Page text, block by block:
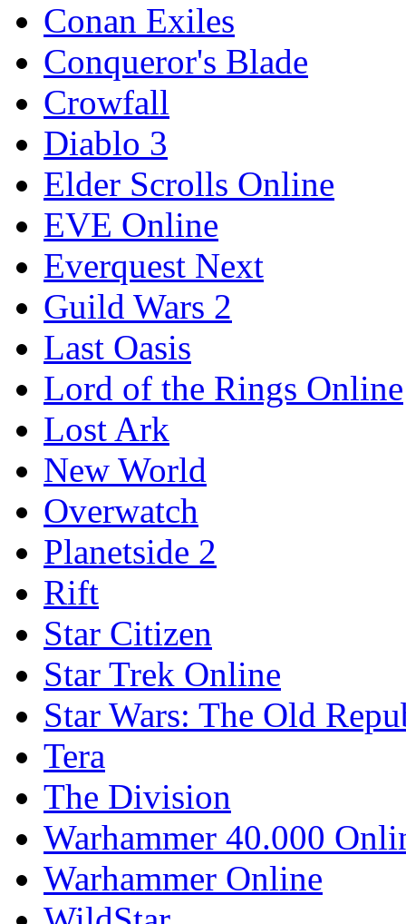
Conan Exiles
Conqueror's Blade
Crowfall
Diablo 3
Elder Scrolls Online
EVE Online
Everquest Next
Guild Wars 2
Last Oasis
Lord of the Rings Online
Lost Ark
New World
Overwatch
Planetside 2
Rift
Star Citizen
Star Trek Online
Star Wars: The Old
Tera
The Division
Warhammer 40.000
Warhammer Online